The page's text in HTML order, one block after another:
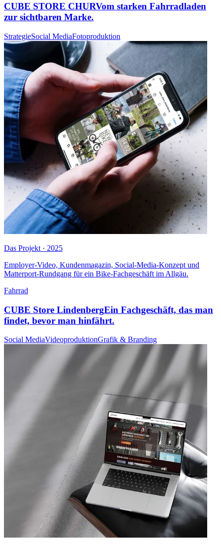
CUBE STORE CHURVom starken Fahrradladen
zur sichtbaren Marke.
StrategieSocial MediaFotoproduktion
Das Projekt · 2025
Employer-Video, Kundenmagazin, Social-Media-Konzept und
Matterport-Rundgang für ein Bike-Fachgeschäft im Allgäu.
Fahrrad
CUBE Store LindenbergEin Fachgeschäft, das man
findet, bevor man hinfährt.
Social MediaVideoproduktionGrafik & Branding